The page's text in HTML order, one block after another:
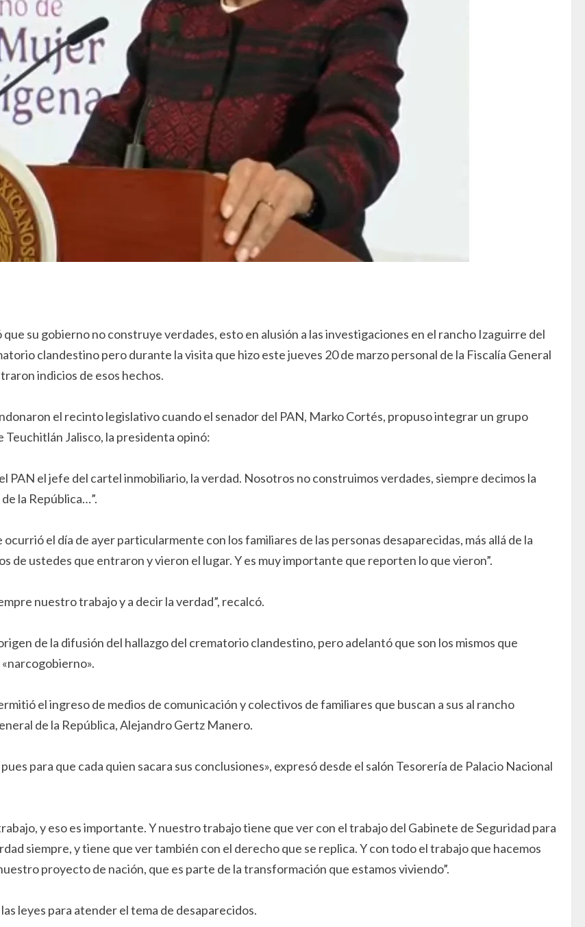
su gobierno no construye verdades, esto en alusión a las investigaciones en el rancho Izaguirre del
clandestino pero durante la visita que hizo este jueves 20 de marzo personal de la Fiscalía General
indicios de esos hechos.
el recinto legislativo cuando el senador del PAN, Marko Cortés, propuso integrar un grupo
Jalisco, la presidenta opinó:
PAN el jefe del cartel inmobiliario, la verdad. Nosotros no construimos verdades, siempre decimos la
la República…”.
el día de ayer particularmente con los familiares de las personas desaparecidas, más allá de la
de ustedes que entraron y vieron el lugar. Y es muy importante que reporten lo que vieron”.
nuestro trabajo y a decir la verdad”, recalcó.
de la difusión del hallazgo del crematorio clandestino, pero adelantó que son los mismos que
el ingreso de medios de comunicación y colectivos de familiares que buscan a sus al rancho
de la República, Alejandro Gertz Manero.
para que cada quien sacara sus conclusiones», expresó desde el salón Tesorería de Palacio Nacional
y eso es importante. Y nuestro trabajo tiene que ver con el trabajo del Gabinete de Seguridad para
siempre, y tiene que ver también con el derecho que se replica. Y con todo el trabajo que hacemos
proyecto de nación, que es parte de la transformación que estamos viviendo”.
leyes para atender el tema de desaparecidos.